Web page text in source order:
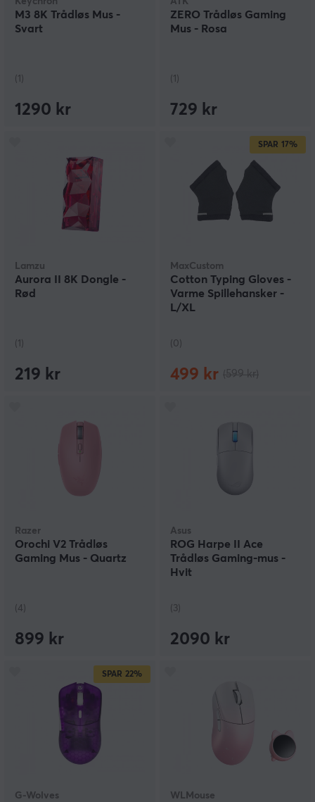
M3 8K Trådløs Mus -
Svart
(1)
1290 kr
ZERO Trådløs Gaming
Mus - Rosa
(1)
729 kr
Lamzu
Aurora II 8K Dongle -
Rød
(1)
219 kr
SPAR 17%
MaxCustom
Cotton Typing Gloves -
Varme Spillehansker -
L/XL
(0)
499 kr
Razer
Orochi V2 Trådløs
Gaming Mus - Quartz
(4)
899 kr
Asus
ROG Harpe II Ace
Trådløs Gaming-mus -
Hvit
(3)
2090 kr
SPAR 22%
G-Wolves WLMouse